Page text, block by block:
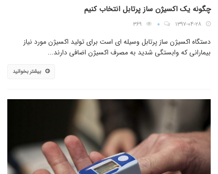
چگونه یک اکسیژن ساز پرتابل انتخاب کنیم
۱۳۹۷-۰۴-۲۸ ۰ ۳۶۹
دستگاه اکسیژن ساز پرتابل وسیله ای است برای تولید اکسیژن مورد نیاز
بیمارانی که وابستگی شدید به مصرف اکسیژن اضافی دارند...
بیشتر بخوانید